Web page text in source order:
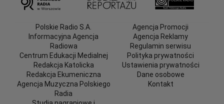
Polskie Radio S.A.
Informacyjna Agencja
Radiowa
Centrum Edukacji Medialnej
Redakcja Katolicka
Redakcja Ekumeniczna
Agencja Muzyczna Polskiego
Radia
Agencja Promocji
Agencja Reklamy
Regulamin serwisu
Polityka prywatności
Ustawienia prywatności
Dane osobowe
Kontakt